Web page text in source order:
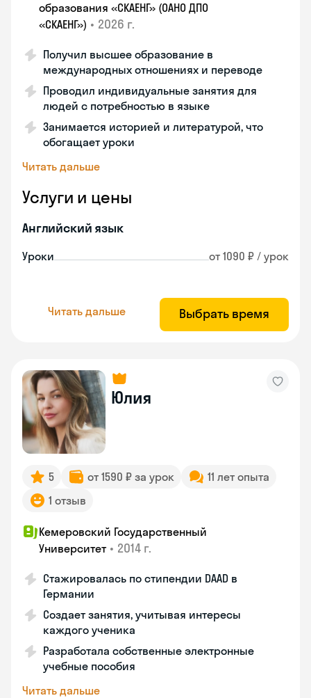
образования «СКАЕНГ» (ОАНО ДПО
«СКАЕНГ») • 2026 г.
Получил высшее образование в
международных отношениях и переводе
Проводил индивидуальные занятия для
людей с потребностью в языке
Занимается историей и литературой, что
обогащает уроки
Читать дальше
Услуги и цены
Английский язык
Уроки от 1090 ₽ / урок
Читать дальше Выбрать время
Юлия
5 от 1590 ₽ за урок
11 лет опыта
1 отзыв
Кемеровский Государственный
Университет • 2014 г.
Стажировалась по стипендии DAAD в
Германии
Создает занятия, учитывая интересы
каждого ученика
Разработала собственные электронные
учебные пособия
Читать дальше